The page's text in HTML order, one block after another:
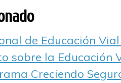
de Educación
sobre la Educación
Creciendo